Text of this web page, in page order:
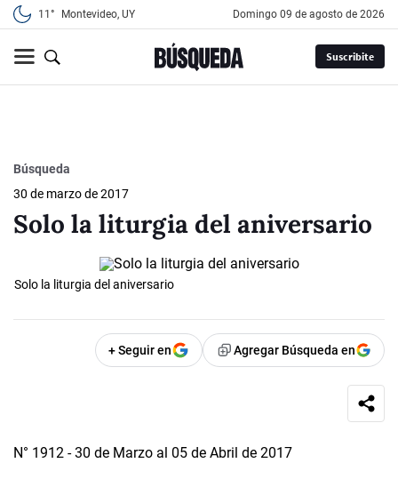
11° Montevideo, UY domingo 09 de agosto de 2026
Suscribite
Búsqueda
30 de marzo de 2017
Solo la liturgia del aniversario
Solo la liturgia del aniversario
+ Seguir en Agregar Búsqueda en
N° 1912 - 30 de Marzo al 05 de Abril de 2017